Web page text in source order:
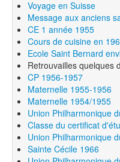
Voyage en Suisse
Message aux anciens
CE 1 année 1955
Cours de cuisine en
Ecole Saint Bernard
Retrouvailles quelques
CP 1956-1957
Maternelle 1955-1956
Maternelle 1954/1955
Union Philharmonique
Classe du certificat
Union Philharmonique
Sainte Cécile 1966